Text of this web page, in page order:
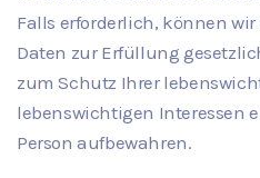
Falls erforderlich, können
Daten zur Erfüllung
zum Schutz Ihrer
lebenswichtigen Interessen
Person aufbewahren.